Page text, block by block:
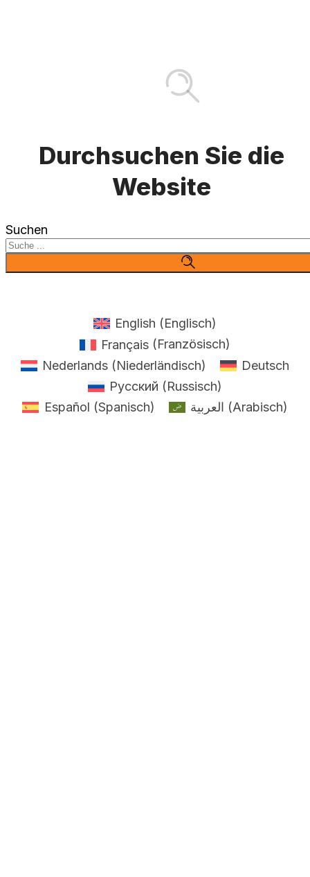
Durchsuchen Sie die
Website
Suchen
English (Englisch)
Français (Französisch)
Nederlands (Niederländisch)
Deutsch
Русский (Russisch)
Español (Spanisch) العربية (Arabisch)